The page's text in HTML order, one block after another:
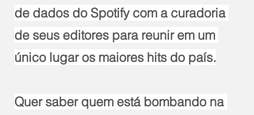
de dados do Spotify com a curadoria
de seus editores para reunir em um
único lugar os maiores hits do país.
Quer saber quem está bombando na